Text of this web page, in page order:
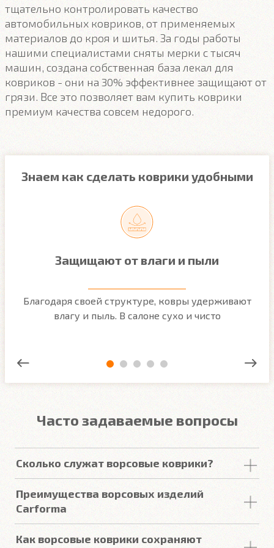
тщательно контролировать качество
автомобильных ковриков, от применяемых
материалов до кроя и шитья. За годы работы
нашими специалистами сняты мерки с тысяч
машин, создана собственная база лекал для
ковриков - они на 30% эффективнее защищают от
грязи. Все это позволяет вам купить коврики
премиум качества совсем недорого.
Знаем как сделать коврики удобными
Защищают от влаги и пыли
Благодаря своей структуре, ковры удерживают
влагу и пыль. В салоне сухо и чисто
Часто задаваемые вопросы
Сколько служат ворсовые коврики?
составляет от 2 до 5лет. У некоторых наших
клиентовони прослужили более 10
увеличивающие срокслужбы.
Преимущества ворсовых изделий
Carforma
получить такие качества как:
Как ворсовые коврики сохраняют